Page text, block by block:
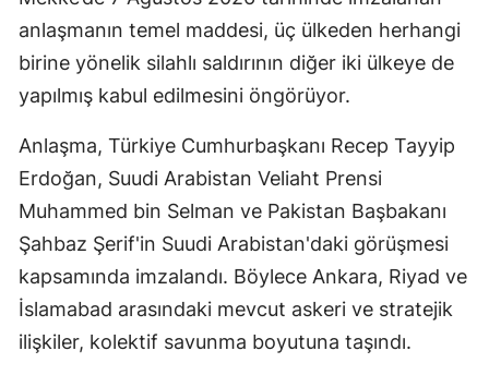
anlaşmanın temel maddesi, üç ülkeden herhangi
birine yönelik silahlı saldırının diğer iki ülkeye de
yapılmış kabul edilmesini öngörüyor.
Anlaşma, Türkiye Cumhurbaşkanı Recep Tayyip
Erdoğan, Suudi Arabistan Veliaht Prensi
Muhammed bin Selman ve Pakistan Başbakanı
Şahbaz Şerif'in Suudi Arabistan'daki görüşmesi
kapsamında imzalandı. Böylece Ankara, Riyad ve
İslamabad arasındaki mevcut askeri ve stratejik
ilişkiler, kolektif savunma boyutuna taşındı.